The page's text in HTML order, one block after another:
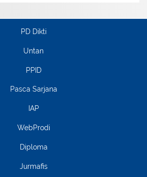
PD Dikti
Untan
PPID
Pasca Sarjana
IAP
WebProdi